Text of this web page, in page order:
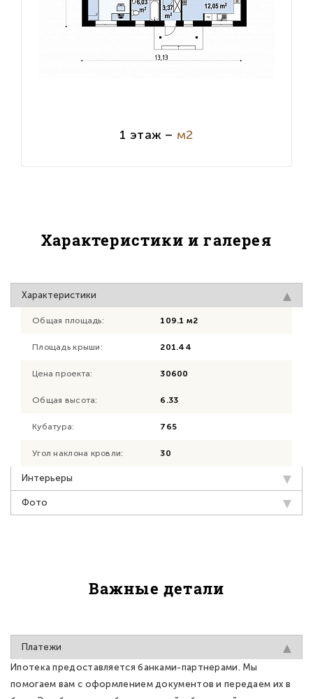
1 этаж – м2
Характеристики и галерея
Характеристики
Общая площадь: 109.1 м2
Площадь крыши: 201.44
Цена проекта: 30600
Общая высота: 6.33
Кубатура: 765
Угол наклона кровли: 30
Интерьеры
Фото
Важные детали
Платежи
Ипотека предоставляется банками-партнерами. Мы
помогаем вам с оформлением документов и передаем их в